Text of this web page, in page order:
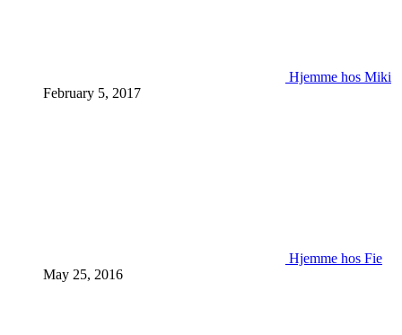
Hjemme hos Miki
February 5, 2017
Hjemme hos Fie
May 25, 2016